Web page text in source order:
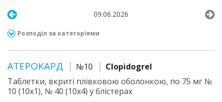
09.06.2026
Розподіл за категоріями
АТЕРОКАРД №10
Clopidogrel
Таблетки, вкриті плівковою оболонкою, по 75 мг №
10 (10х1), № 40 (10х4) у блістерах